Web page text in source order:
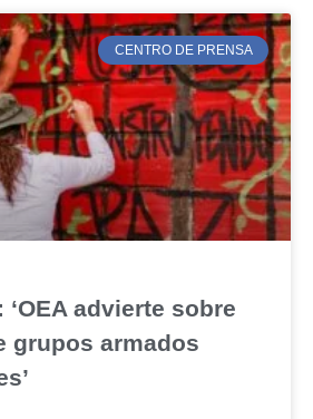
CENTRO DE PRENSA
‘OEA advierte sobre
grupos armados